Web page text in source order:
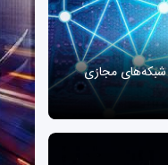
شبکه‌های مجازی